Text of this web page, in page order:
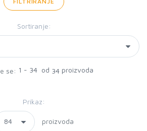
Sortiranje:
se: 1 - 34 od 34 proizvoda
Prikaz:
proizvoda